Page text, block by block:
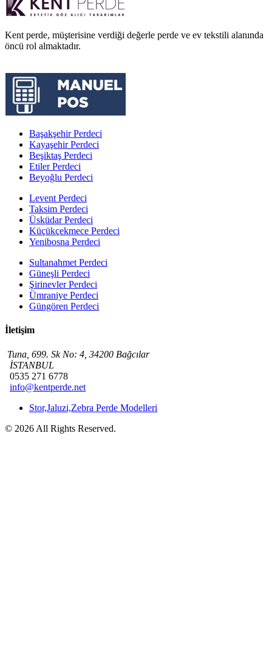
Kent perde, müşterisine verdiği değerle perde ve ev tekstili alanında
öncü rol almaktadır.
Başakşehir Perdeci
Kayaşehir Perdeci
Beşiktaş Perdeci
Etiler Perdeci
Beyoğlu Perdeci
Levent Perdeci
Taksim Perdeci
Üsküdar Perdeci
Küçükçekmece Perdeci
Yenibosna Perdeci
Sultanahmet Perdeci
Güneşli Perdeci
Şirinevler Perdeci
Ümraniye Perdeci
Güngören Perdeci
İletişim
Tuna, 699. Sk No: 4, 34200 Bağcılar
İSTANBUL
0535 271 6778
info@kentperde.net
Stor,Jaluzi,Zebra Perde Modelleri
© 2026 All Rights Reserved.